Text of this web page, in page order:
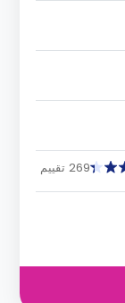
269 تقييم